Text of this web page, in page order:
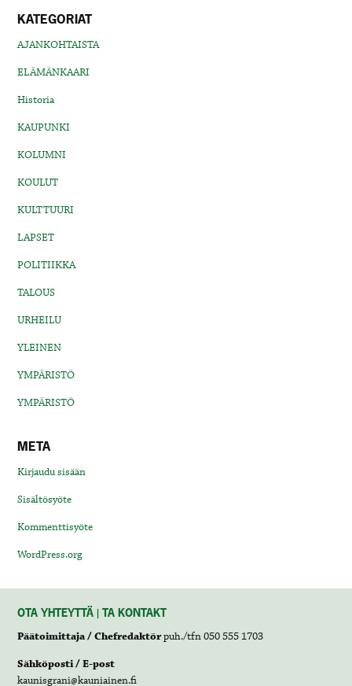
KATEGORIAT
AJANKOHTAISTA
ELÄMÄNKAARI
Historia
KAUPUNKI
KOLUMNI
KOULUT
KULTTUURI
LAPSET
POLITIIKKA
TALOUS
URHEILU
YLEINEN
YMPÄRISTÖ
YMPÄRISTÖ
META
Kirjaudu sisään
Sisältösyöte
Kommenttisyöte
WordPress.org
OTA YHTEYTTÄ | TA KONTAKT
Päätoimittaja / Chefredaktörpuh./tfn 050 555 1703
Sähköposti / E-post
kaunisgrani@kauniainen.fi